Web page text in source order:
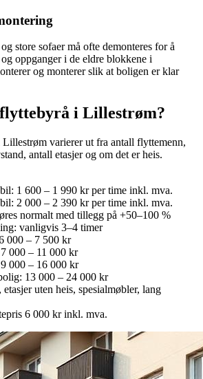
store sofaer må ofte demonteres for å
oppganger i de eldre blokkene i
og monterer slik at boligen er klar
i Lillestrøm?
varierer ut fra antall flyttemenn,
antall etasjer og om det er heis.
1 600 – 1 990 kr per time inkl. mva.
2 000 – 2 390 kr per time inkl. mva.
normalt med tillegg på +50–100 %
vanligvis 3–4 timer
000 – 7 500 kr
000 – 11 000 kr
000 – 16 000 kr
13 000 – 24 000 kr
uten heis, spesialmøbler, lang
6 000 kr inkl. mva.